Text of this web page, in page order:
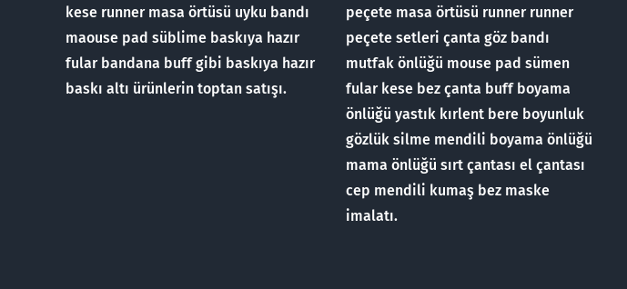
kese runner masa örtüsü uyku bandı
maouse pad süblime baskıya hazır
fular bandana buff gibi baskıya hazır
baskı altı ürünlerin toptan satışı.
peçete masa örtüsü runner runner
peçete setleri çanta göz bandı
mutfak önlüğü mouse pad sümen
fular kese bez çanta buff boyama
önlüğü yastık kırlent bere boyunluk
gözlük silme mendili boyama önlüğü
mama önlüğü sırt çantası el çantası
cep mendili kumaş bez maske
imalatı.